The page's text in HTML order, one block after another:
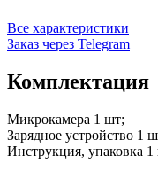
Все характеристики
Заказ через Telegram
Комплектация
Микрокамера 1 шт;
Зарядное устройство 1
Инструкция, упаковка 1